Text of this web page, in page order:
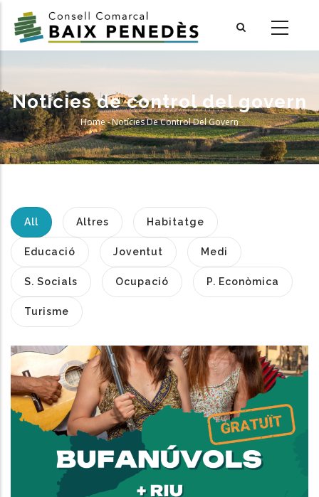
main
Notícies de control del govern
Breadcrumb
Home-Notícies De Control Del Govern
All Altres Habitatge
Educació Joventut Medi
S. Socials Ocupació P. Econòmica
Turisme
Bufanúvols I RIU Porten Música
D’arrel I Balls Populars A La
Joncosa Del Montmell En El Marc
De Perifèria Cultural
Altres